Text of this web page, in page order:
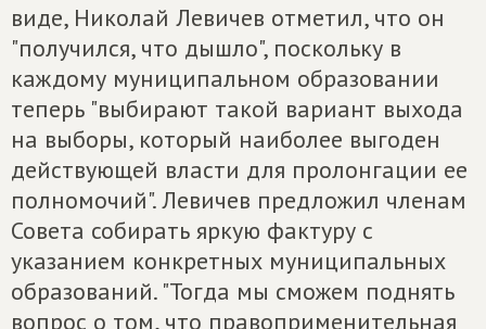
виде, Николай Левичев отметил, что он
"получился, что дышло", поскольку в
каждому муниципальном образовании
теперь "выбирают такой вариант выхода
на выборы, который наиболее выгоден
действующей власти для пролонгации ее
полномочий". Левичев предложил членам
Совета собирать яркую фактуру с
указанием конкретных муниципальных
образований. "Тогда мы сможем поднять
вопрос о том, что правоприменительная